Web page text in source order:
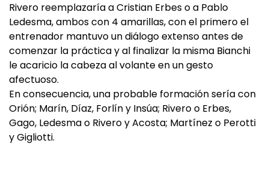
Rivero reemplazaría a Cristian Erbes o a Pablo
Ledesma, ambos con 4 amarillas, con el primero el
entrenador mantuvo un diálogo extenso antes de
comenzar la práctica y al finalizar la misma Bianchi
le acaricio la cabeza al volante en un gesto
afectuoso.
En consecuencia, una probable formación sería con
Orión; Marín, Díaz, Forlín y Insúa; Rivero o Erbes,
Gago, Ledesma o Rivero y Acosta; Martínez o Perotti
y Gigliotti.